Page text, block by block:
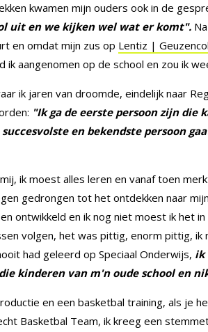
kwamen mijn ouders ook in de
uit en we kijken wel wat er komt".
en omdat mijn zus op Lentiz |
aangenomen op de school en zou ik
ik jaren van droomde, eindelijk naar
"Ik ga de eerste persoon zijn die
en bekendste persoon
ik moest alles leren en vanaf toen
gedrongen tot het ontdekken naar
ontwikkeld en ik nog niet moest ik het
volgen, het was pittig, enorm pittig,
had geleerd op Speciaal Onderwijs, ik
kinderen van m'n oude school en
en een basketbal training, als je
Basketbal Team, ik kreeg een